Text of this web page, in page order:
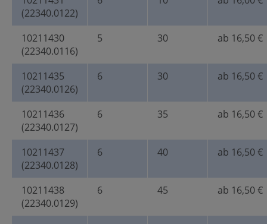
(22340.0122)
10211430
(22340.0116)
5 30 ab 16,50 €
10211435
(22340.0126)
6 30 ab 16,50 €
10211436
(22340.0127)
6 35 ab 16,50 €
10211437
(22340.0128)
6 40 ab 16,50 €
10211438
(22340.0129)
6 45 ab 16,50 €